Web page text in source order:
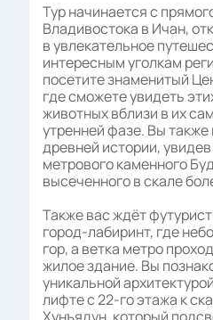
Тур начинается с
Владивостока в Ичан,
в увлекательное
интересным уголкам
посетите знаменитый
где сможете увидеть
животных вблизи в их
утренней фазе. Вы также
древней истории,
метрового каменного
высеченного в скале
Также вас ждёт
город-лабиринт, где
гор, а ветка метро
жилое здание. Вы
уникальной
лифте с 22-го этажа к